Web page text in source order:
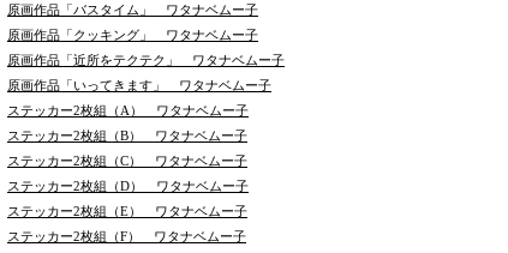
原画作品「バスタイム」 ワタナベムー子
原画作品「クッキング」 ワタナベムー子
原画作品「近所をテクテク」 ワタナベムー子
原画作品「いってきます」 ワタナベムー子
ステッカー2枚組（A） ワタナベムー子
ステッカー2枚組（B） ワタナベムー子
ステッカー2枚組（C） ワタナベムー子
ステッカー2枚組（D） ワタナベムー子
ステッカー2枚組（E） ワタナベムー子
ステッカー2枚組（F） ワタナベムー子